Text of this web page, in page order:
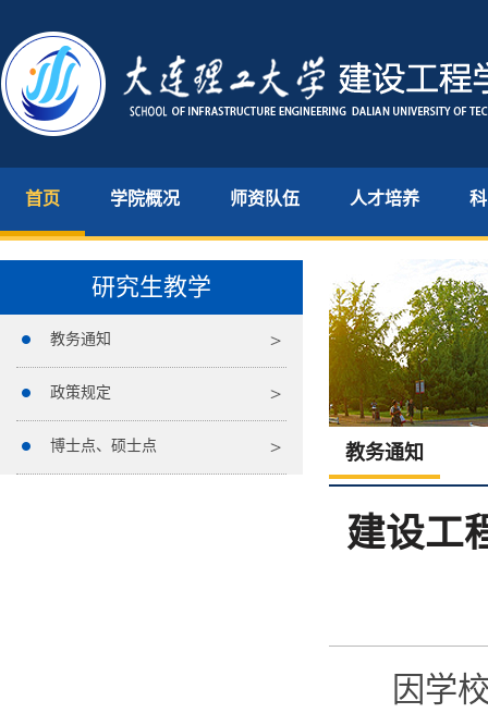
首页 学院概况 师资队伍 人才培养
研究生教学
教务通知
政策规定
博士点、硕士点 教务通知
建设工
因学